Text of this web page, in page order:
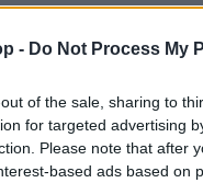
- Do Not Process My
of the sale, sharing to
for targeted advertising
Please note that after
based ads based on